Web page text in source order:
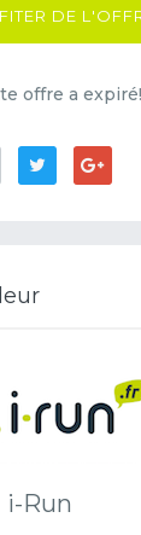
DE
offre a expiré!
i-Run